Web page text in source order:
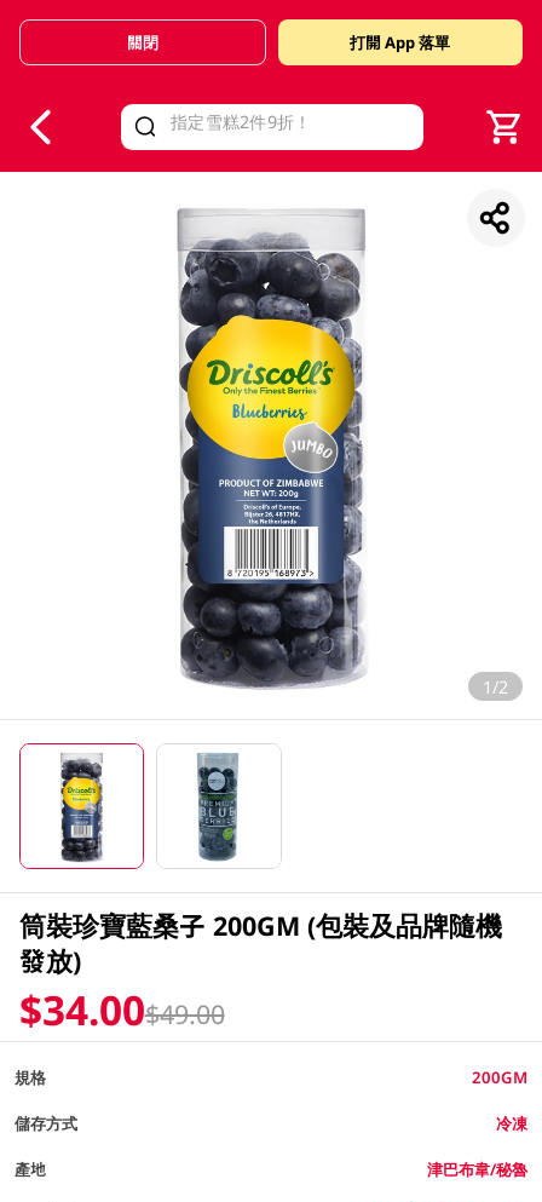
Valid Until 30 June 2026
關閉 打開 App 落單
1/2
筒裝珍寶藍桑子 200GM (包裝及品牌隨機
發放)
$34.00$49.00
規格 200GM
儲存方式 冷凍
產地 津巴布韋/秘魯